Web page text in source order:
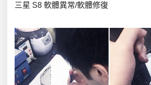
三星 S8 軟體異常/軟體修復